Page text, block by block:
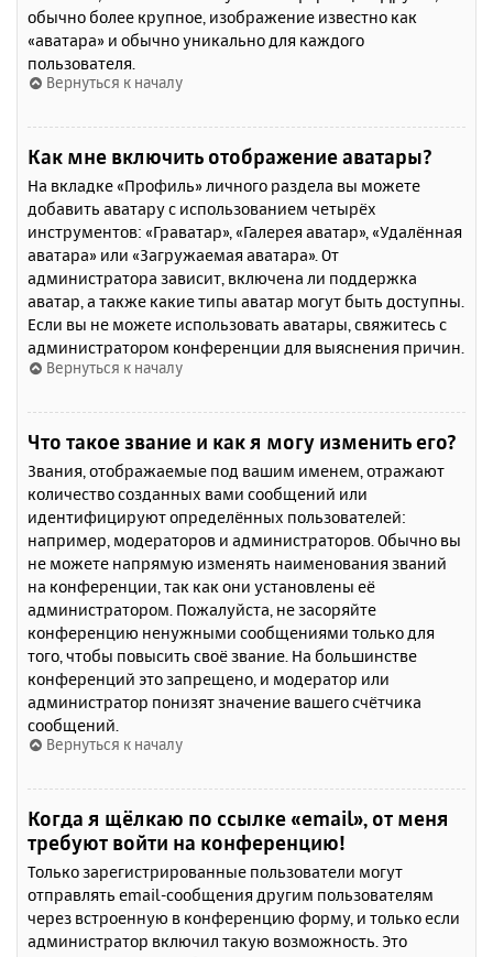
обычно более крупное, изображение известно как
«аватара» и обычно уникально для каждого
пользователя.
Вернуться к началу
Как мне включить отображение аватары?
На вкладке «Профиль» личного раздела вы можете
добавить аватару с использованием четырёх
инструментов: «Граватар», «Галерея аватар», «Удалённая
аватара» или «Загружаемая аватара». От
администратора зависит, включена ли поддержка
аватар, а также какие типы аватар могут быть доступны.
Если вы не можете использовать аватары, свяжитесь с
администратором конференции для выяснения причин.
Вернуться к началу
Что такое звание и как я могу изменить его?
Звания, отображаемые под вашим именем, отражают
количество созданных вами сообщений или
идентифицируют определённых пользователей:
например, модераторов и администраторов. Обычно вы
не можете напрямую изменять наименования званий
на конференции, так как они установлены её
администратором. Пожалуйста, не засоряйте
конференцию ненужными сообщениями только для
того, чтобы повысить своё звание. На большинстве
конференций это запрещено, и модератор или
администратор понизят значение вашего счётчика
сообщений.
Вернуться к началу
Когда я щёлкаю по ссылке «email», от меня
требуют войти на конференцию!
Только зарегистрированные пользователи могут
отправлять email-сообщения другим пользователям
через встроенную в конференцию форму, и только если
администратор включил такую возможность. Это